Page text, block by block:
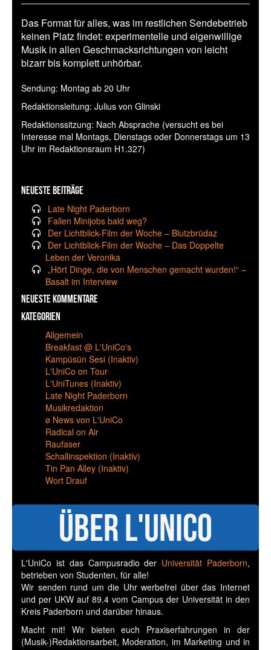
Das Format für alles, was im restlichen Sendebetrieb
keinen Platz findet: experimentelle und eigenwillige
Musik in allen Geschmacksrichtungen von leicht
bizarr bis komplett unhörbar.
Sendung: Montag ab 20 Uhr
Redaktionsleitung: Julius von Glinski
Redaktionssitzung: Nach Absprache (versucht es bei
Interesse mal Montags, Dienstags oder Donnerstags um 13
Uhr im Redaktionsraum H1.327)
Neueste Beiträge
Late Night Paderborn
Fallen Minijobs bald weg?
Der Lichtblick-Film der Woche – Blutzbrüdaz
Der Lichtblick-Film der Woche – Das Doppelte
Leben der Veronika
„Hört Dinge, die von Menschen gemacht wurden!“ –
Basalt im Interview
Neueste Kommentare
Kategorien
Allgemein
Breakfast @ L'UniCo's
Kampüsün Sesi (Inaktiv)
L'UniCo on Tour
L'UniTunes (Inaktiv)
Late Night Paderborn
Musikredaktion
ø News von L'UniCo
Radical on Air
Raufaser
Schallinspektion (Inaktiv)
Tin Pan Alley (Inaktiv)
Wort Drauf
Über L'UniCo
L'UniCo ist das Campusradio der Universität Paderborn,
betrieben von Studenten, für alle!
Wir senden rund um die Uhr werbefrei über das Internet
und per UKW auf 89.4 vom Campus der Universität in den
Kreis Paderborn und darüber hinaus.
Macht mit! Wir bieten euch Praxiserfahrungen in der
(Musik-)Redaktionsarbeit, Moderation, im Marketing und in